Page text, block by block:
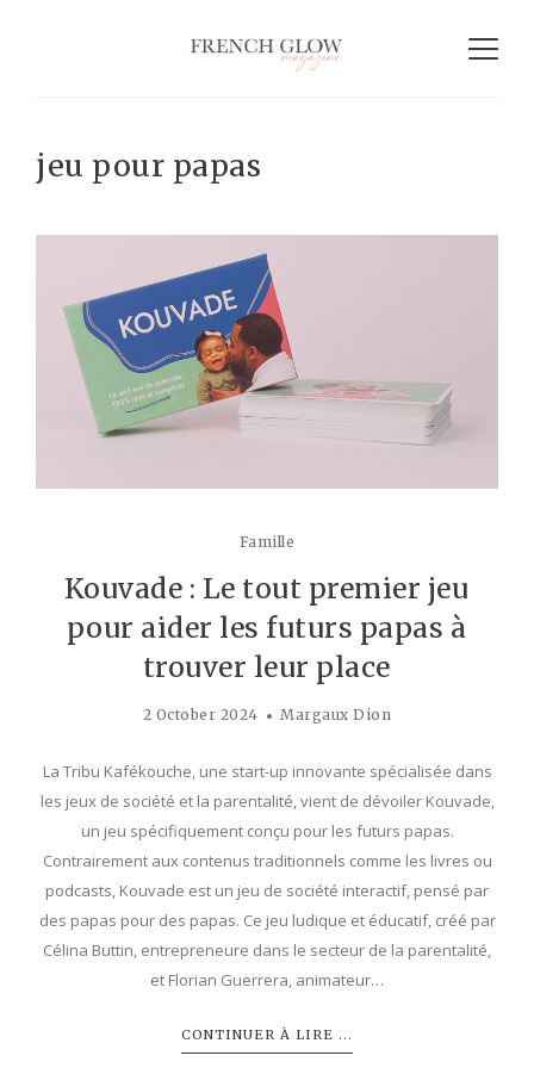
jeu pour papas
Famille
Kouvade : Le tout premier jeu
pour aider les futurs papas à
trouver leur place
2 October 2024 Margaux Dion
La Tribu Kafékouche, une start-up innovante spécialisée dans
les jeux de société et la parentalité, vient de dévoiler Kouvade,
un jeu spécifiquement conçu pour les futurs papas.
Contrairement aux contenus traditionnels comme les livres ou
podcasts, Kouvade est un jeu de société interactif, pensé par
des papas pour des papas. Ce jeu ludique et éducatif, créé par
Célina Buttin, entrepreneure dans le secteur de la parentalité,
et Florian Guerrera, animateur…
CONTINUER À LIRE ...